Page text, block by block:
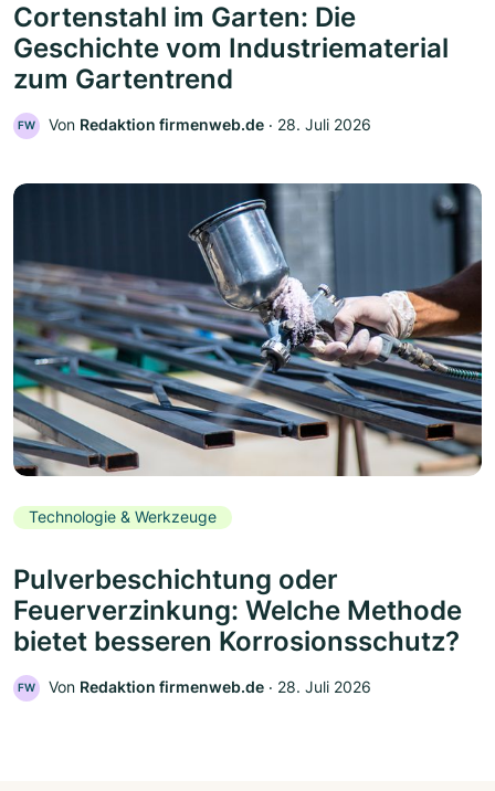
Cortenstahl im Garten: Die
Geschichte vom Industriematerial
zum Gartentrend
FW Von Redaktion firmenweb.de ‧ 28. Juli 2026
Technologie & Werkzeuge
Pulverbeschichtung oder
Feuerverzinkung: Welche Methode
bietet besseren Korrosionsschutz?
FW Von Redaktion firmenweb.de ‧ 28. Juli 2026